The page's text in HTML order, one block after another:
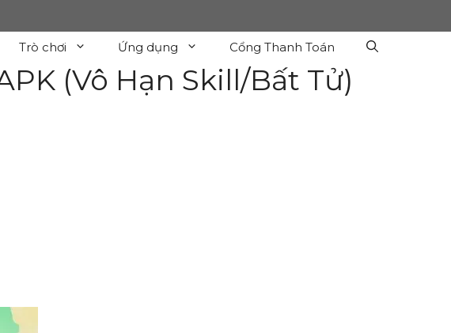
Trò chơi Ứng dụng Cổng Thanh Toán
(Vô Hạn Skill/Bất Tử)